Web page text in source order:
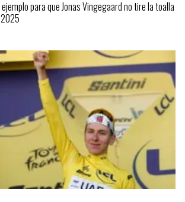
para que Jonas Vingegaard no tire la toalla